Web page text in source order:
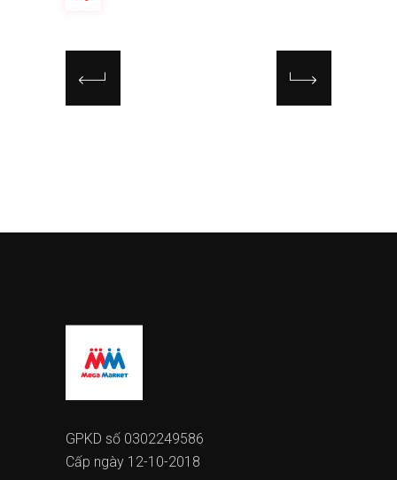
GPKD số 0302249586
Cấp ngày 12-10-2018